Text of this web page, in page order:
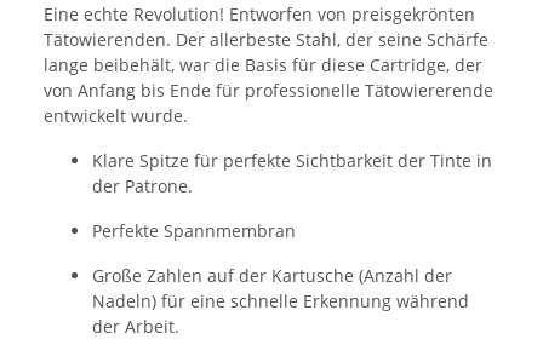
Eine echte Revolution! Entworfen von preisgekrönten
Tätowierenden. Der allerbeste Stahl, der seine Schärfe
lange beibehält, war die Basis für diese Cartridge, der
von Anfang bis Ende für professionelle Tätowiererende
entwickelt wurde.
Klare Spitze für perfekte Sichtbarkeit der Tinte in
der Patrone.
Perfekte Spannmembran
Große Zahlen auf der Kartusche (Anzahl der
Nadeln) für eine schnelle Erkennung während
der Arbeit.